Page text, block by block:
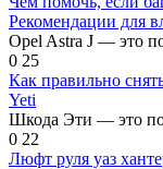
Рекомендации для
Opel Astra J — это
0 25
Как правильно
Yeti
Шкода Эти — это
0 22
Люфт руля уаз